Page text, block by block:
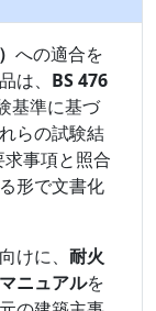
への適合を
は、 BS 476
基準に基づ
らの試験結
求事項と照合
形で文書化
けに、 耐火
ニュアルを